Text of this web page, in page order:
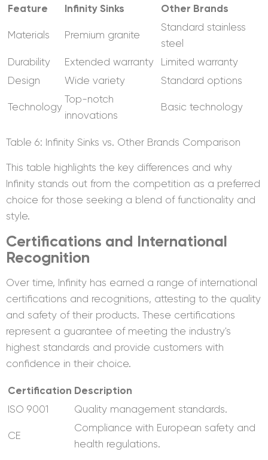
Feature Infinity Sinks Other Brands
Materials Premium granite
Standard stainless
steel
Durability
Extended warranty
Limited warranty
Design
Wide variety Standard options
Technology
Top-notch
innovations
Basic technology
Table 6: Infinity Sinks vs. Other Brands Comparison
This table highlights the key differences and why
Infinity stands out from the competition as a preferred
choice for those seeking a blend of functionality and
style.
Certifications and International
Recognition
Over time, Infinity has earned a range of international
certifications and recognitions, attesting to the quality
and safety of their products. These certifications
represent a guarantee of meeting the industry's
highest standards and provide customers with
confidence in their choice.
Certification Description
ISO 9001
Quality management standards.
CE
Compliance with European safety and
health regulations.